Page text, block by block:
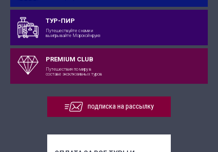
ТУР-ПИР
Путешествуйте с нами и
выигрывайте Морской круиз
PREMIUM CLUB
Путешествия по миру в
составе эксклюзивных туров
подписка на рассылку